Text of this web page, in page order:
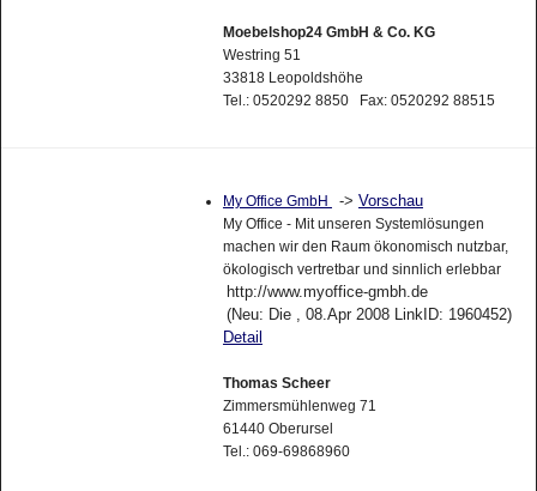
Moebelshop24 GmbH & Co. KG
Westring 51
33818 Leopoldshöhe
Tel.: 0520292 8850 Fax: 0520292 88515
My Office GmbH -> Vorschau
My Office - Mit unseren Systemlösungen
machen wir den Raum ökonomisch nutzbar,
ökologisch vertretbar und sinnlich erlebbar
http://www.myoffice-gmbh.de
(Neu: Die , 08.Apr 2008 LinkID: 1960452)
Detail
Thomas Scheer
Zimmersmühlenweg 71
61440 Oberursel
Tel.: 069-69868960